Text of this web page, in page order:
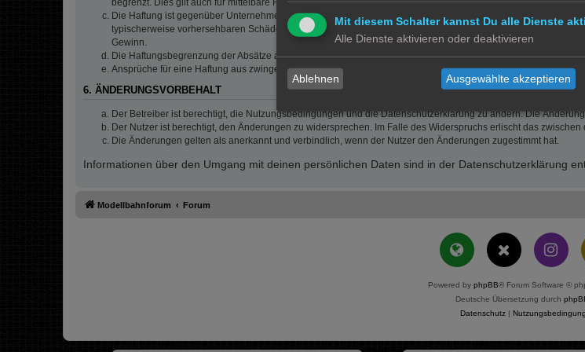
Die Haftung ist gegenüber Unternehmern außer bei der Verletzung von Leben, Körper und Gesundheit oder
typischerweise vorhersehbaren Schäden und im Übrigen der Höhe nach auf die vertragstypischen
Gewinn.
Die Haftungsbegrenzung der Absätze a bis c gilt sinngemäß auch zugunsten der Mitarbeiter und
Ansprüche für eine Haftung aus zwingendem nationalem Recht bleiben unberührt.
6. ÄNDERUNGSVORBEHALT
Der Betreiber ist berechtigt, die Nutzungsbedingungen und die Datenschutzerklärung zu ändern. Die
Der Nutzer ist berechtigt, den Änderungen zu widersprechen. Im Falle des Widerspruchs erlischt das
Die Änderungen gelten als anerkannt und verbindlich, wenn der Nutzer den Änderungen zugestimmt hat.
Informationen über den Umgang mit deinen persönlichen Daten sind in der Datenschutzerklärung
Modellbahnforum Forum
Powered by phpBB® Forum Software ©
Deutsche Übersetzung durch
Datenschutz|
Mit diesem Schalter kannst Du alle Dienste
Alle Dienste aktivieren oder deaktivieren
Ablehnen Ausgewählte akzeptieren